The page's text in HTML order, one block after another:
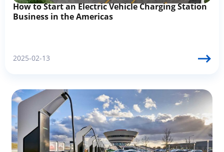
How to Start an Electric Vehicle Charging Station
Business in the Americas
2025-02-13